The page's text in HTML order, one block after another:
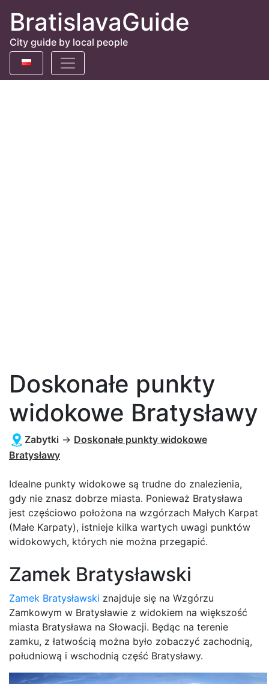
BratislavaGuide
City guide by local people
Doskonałe punkty
widokowe Bratysławy
Zabytki → Doskonałe punkty widokowe
Bratysławy
Idealne punkty widokowe są trudne do znalezienia,
gdy nie znasz dobrze miasta. Ponieważ Bratysława
jest częściowo położona na wzgórzach Małych Karpat
(Małe Karpaty), istnieje kilka wartych uwagi punktów
widokowych, których nie można przegapić.
Zamek Bratysławski
Zamek Bratysławski znajduje się na Wzgórzu
Zamkowym w Bratysławie z widokiem na większość
miasta Bratysława na Słowacji. Będąc na terenie
zamku, z łatwością można było zobaczyć zachodnią,
południową i wschodnią część Bratysławy.